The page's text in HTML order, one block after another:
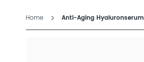
Home Anti-Aging Hyaluronserum